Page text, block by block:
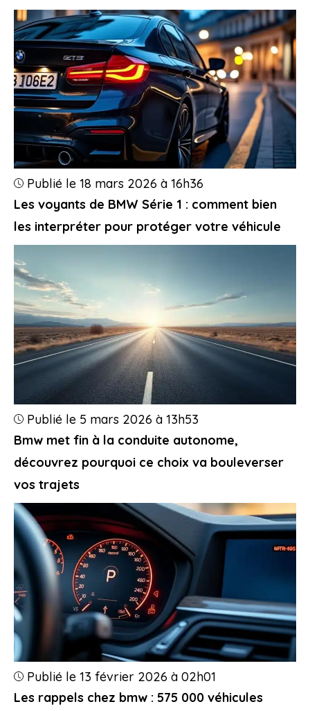
Les voyants de BMW Série 1 : comment bien
les interpréter pour protéger votre véhicule
Publié le 18 mars 2026 à 16h36
Bmw met fin à la conduite autonome,
découvrez pourquoi ce choix va bouleverser
vos trajets
Publié le 5 mars 2026 à 13h53
Les rappels chez bmw : 575 000 véhicules
Publié le 13 février 2026 à 02h01